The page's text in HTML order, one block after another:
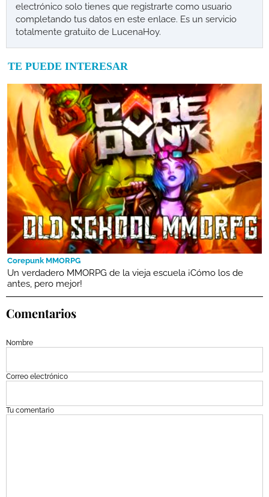
electrónico solo tienes que registrarte como usuario
completando tus datos en este enlace. Es un servicio
totalmente gratuito de LucenaHoy.
TE PUEDE INTERESAR
Corepunk MMORPG
Un verdadero MMORPG de la vieja escuela ¡Cómo los de
antes, pero mejor!
Comentarios
Nombre
Correo electrónico
Tu comentario